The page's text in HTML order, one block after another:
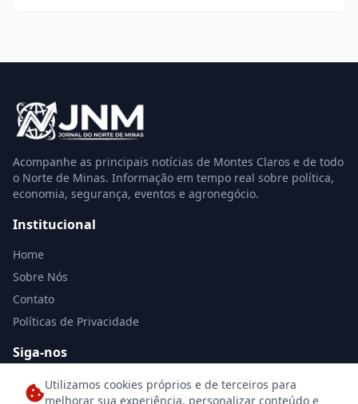
Acompanhe as principais notícias de Montes Claros e de todo
o Norte de Minas. Informação em tempo real sobre política,
economia, segurança, eventos e agronegócio.
Institucional
Home
Sobre Nós
Contato
Políticas de Privacidade
Siga-nos
Utilizamos cookies próprios e de terceiros para
melhorar sua experiência, personalizar conteúdo e